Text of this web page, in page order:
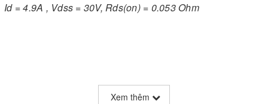
Id = 4.9A , Vdss = 30V, Rds(on) = 0.053 Ohm
Xem thêm